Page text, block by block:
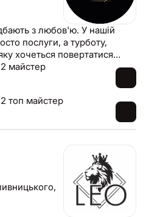
з любов'ю. У нашій
послуги, а турботу,
хочеться повертатися
майстер
топ майстер